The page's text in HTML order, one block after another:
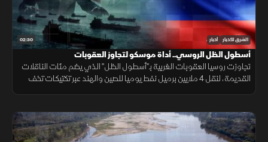
02:30 الشرق للأخبار أخبار
أسطول الظل الروسي.. أداة موسكو لتجاوز العقوبات
تجاوزت روسيا العقوبات الغربية بـ"أسطول الظل" الذي يضم مئات الناقلات
القديمة، لنقل 4 ملايين برميل نفط يوميا للصين والهند عبر تكتيكات تخف